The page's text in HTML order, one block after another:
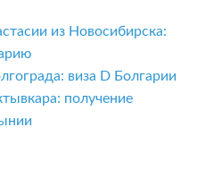
из Новосибирска:
виза D Болгарии
получение